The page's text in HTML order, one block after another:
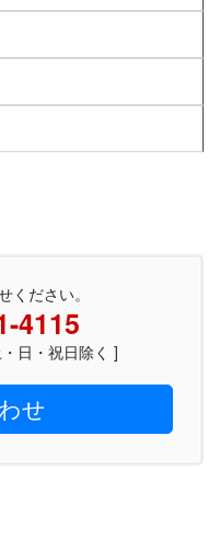
ください。
4115
日・祝日除く ]
せ